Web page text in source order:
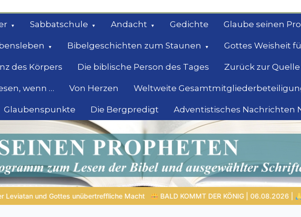
Sabbatschule Andacht Gedichte Glaube seinen
Bibelgeschichten zum Staunen Gottes Weisheit
des Körpers Die biblische Person des Tages Zurück zur
wenn … Von Herzen Weltweite
Glaubenspunkte Die Bergpredigt Adventistisches Nachrichten
der Bibel
auf der Suche
BALD KOMMT DER KÖNIG | 06.08.2026 | Gebet formt den Charakter: Das